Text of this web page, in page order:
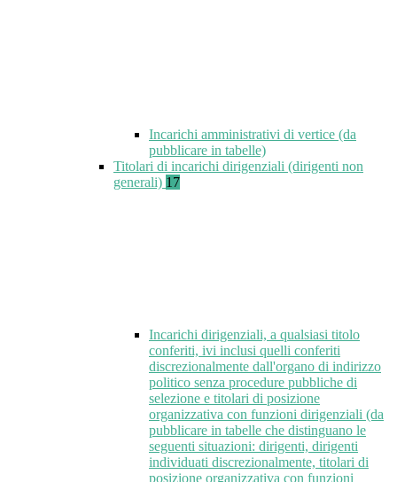
Incarichi amministrativi di vertice (da
pubblicare in tabelle)
Titolari di incarichi dirigenziali (dirigenti non
generali) 17
Incarichi dirigenziali, a qualsiasi titolo
conferiti, ivi inclusi quelli conferiti
discrezionalmente dall'organo di indirizzo
politico senza procedure pubbliche di
selezione e titolari di posizione
organizzativa con funzioni dirigenziali (da
pubblicare in tabelle che distinguano le
seguenti situazioni: dirigenti, dirigenti
individuati discrezionalmente, titolari di
posizione organizzativa con funzioni